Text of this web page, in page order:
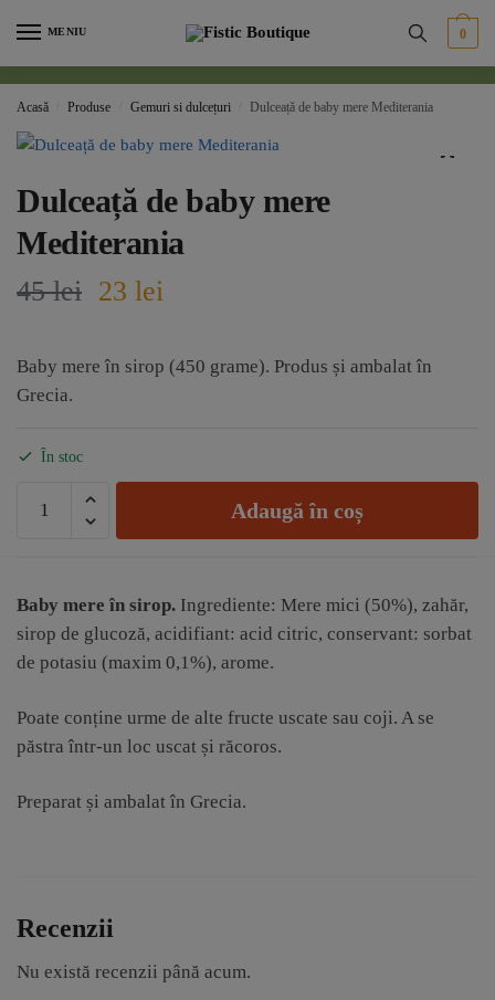
navigation
content
MENIU 0
Acasă Produse Gemuri si dulcețuri Dulceață de baby mere Mediterania
🔍
Dulceață de baby mere
Mediterania
45lei Prețul
a
23 lei
este:
Baby mere în sirop (450 grame). Produs și ambalat în
Grecia.
În stoc
Dulceață
mere
Mediterania
Adaugă în coș
Baby mere în sirop. Ingrediente: Mere mici (50%), zahăr,
sirop de glucoză, acidifiant: acid citric, conservant: sorbat
de potasiu (maxim 0,1%), arome.
Poate conține urme de alte fructe uscate sau coji. A se
păstra într-un loc uscat și răcoros.
Preparat și ambalat în Grecia.
Recenzii
Nu există recenzii până acum.